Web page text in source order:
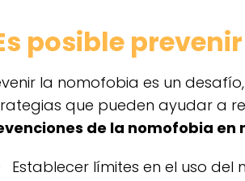
posible
la nomofobia es un
que pueden ayudar a
de la nomofobia en
Establecer límites en el uso